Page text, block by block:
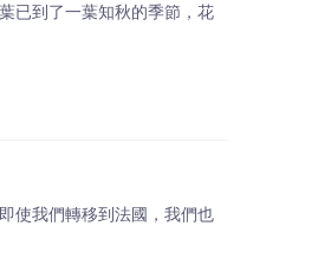
到了一葉知秋的季節，花
使我們轉移到法國，我們也